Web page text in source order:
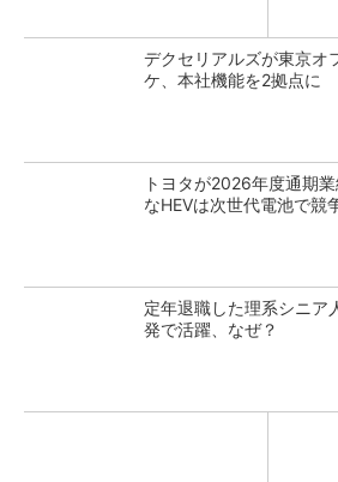
デクセリアルズが東京オ
ケ、本社機能を2拠点に
トヨタが2026年度通期
なHEVは次世代電池で競
定年退職した理系シニア
発で活躍、なぜ？